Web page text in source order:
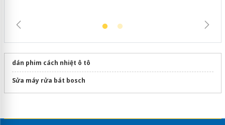
dán phim cách nhiệt ô tô
Sửa máy rửa bát bosch